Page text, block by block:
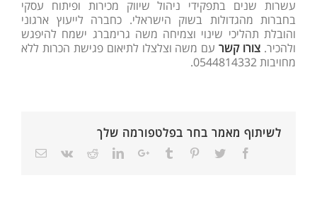
עשרות שנים בתפקידי ניהול שיווק מכירות ופיתוח עסקי
בחברות מהגדולות בשוק הישראלי. כחברה לייעוץ ארגוני
והובלת תהליכי שינוי וצמיחה משה גרימברג ישמח להיפגש
ולהכיר. צורו קשרעם משה וצלצלו לתיאום פגישת הכרות ללא
מחויבות 0544814332.
לשיתוף מאמר בחר בפלטפורמה שלך